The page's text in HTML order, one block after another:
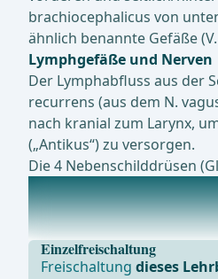
brachiocephalicus von
ähnlich benannte Gefäße
Lymphgefäße und Nerven
Der Lymphabfluss aus der
recurrens (aus dem N.
nach kranial zum Larynx,
(„Antikus“) zu versorgen.
Die 4 Nebenschilddrüsen
Topographie
Bei der Thyreoidektomie
Einzelfreischaltung
Freischaltungdieses